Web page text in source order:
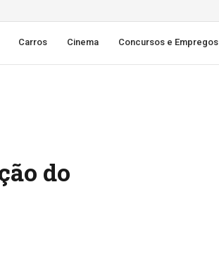
Carros Cinema Concursos e Empregos
do